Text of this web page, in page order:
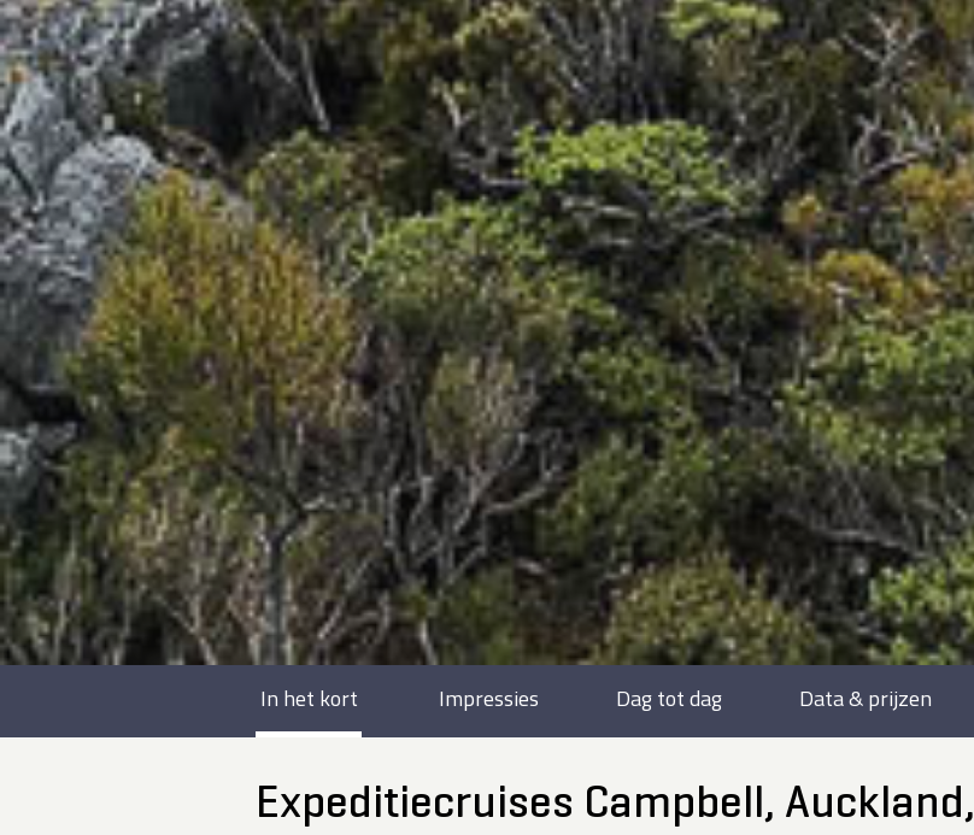
In het kort Impressies Dag tot dag Data & prijzen
Expeditiecruises Campbell, Auckland,